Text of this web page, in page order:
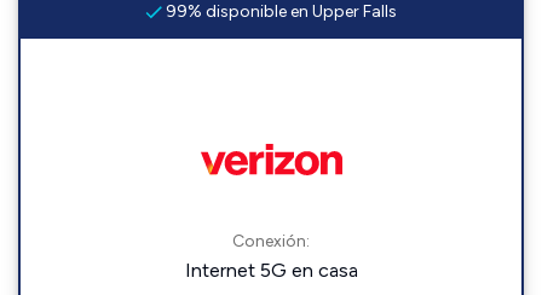
99% disponible en Upper Falls
Conexión:
Internet 5G en casa